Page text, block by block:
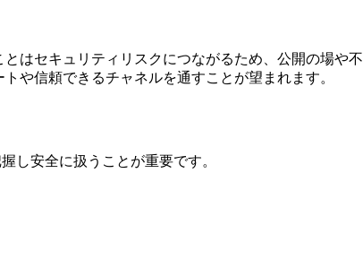
はセキュリティリスクにつながるため、公開の場や不
や信頼できるチャネルを通すことが望まれます。
し安全に扱うことが重要です。